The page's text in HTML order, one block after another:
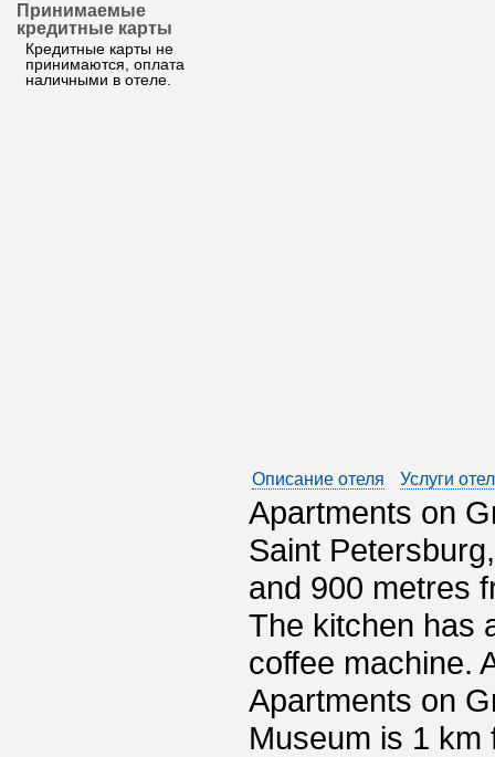
Принимаемые
кредитные карты
Кредитные карты не
принимаются, оплата
наличными в отеле.
Описание отеля Услуги
Apartments on
Saint
and 900 metres
The kitchen has
coffee machine.
Apartments on
Museum is 1 km